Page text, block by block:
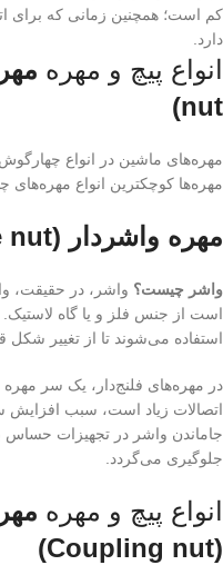
کم است؛ همچنین زمانی که برای
دارد.
انواع پیچ و مهره
nut)
مهره‌های ماشین در انواع
مهره‌ها کوچکترین انواع
مهره واشردار (Flange nut)
واشر چیست؟ واشر، در حقيقت،
است از جنس فلز و یا گاه لاستیک.
استفاده می‌شوند تا از تغییر شکل
در مهره‌های فلنج‌دار، یک سر
اتصالات زیاد است، سبب افزایش
جاماندن واشر در تجهیزات
جلوگیری می‌گردد.
انواع پیچ و مهره
(Coupling nut)